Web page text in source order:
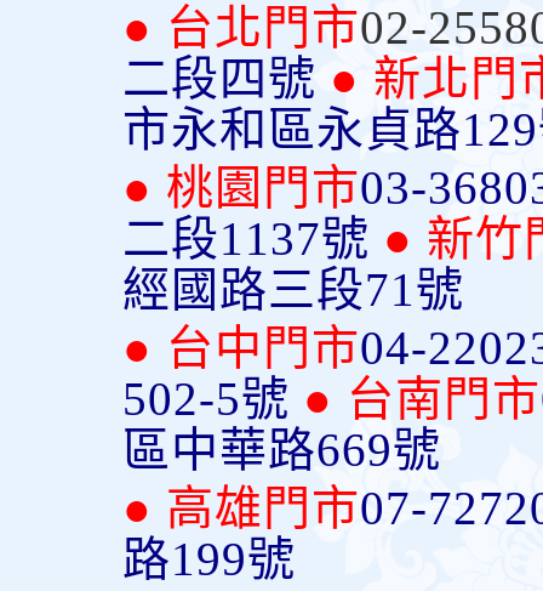
● 台北門市02-
二段四號 ● 新北門
市永和區永貞路
● 桃園門市03-
二段1137號 ● 新竹
經國路三段71號
● 台中門市04-
502-5號 ● 台南門市
區中華路669號
● 高雄門市07-
路199號